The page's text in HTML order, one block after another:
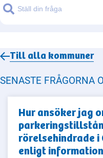
Sök
Till alla kommuner
SENASTE FRÅGORNA
Hur ansöker jag
rörelsehindrade i
enligt